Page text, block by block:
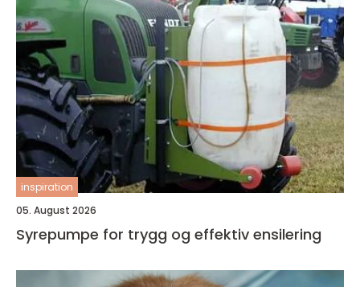
inspiration
05. August 2026
Syrepumpe for trygg og effektiv ensilering